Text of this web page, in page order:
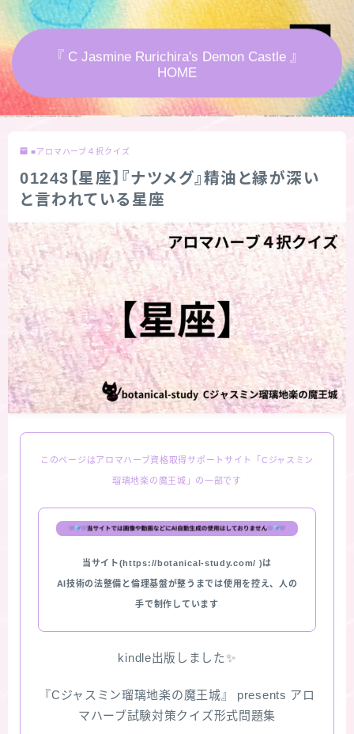
アロマハーブアンケート
おすすめ商品＆レビュー
★スペシャルアロマハーブ４択クイズ (kindle出
お問い合わせ
サイトマップ
『 C Jasmine Rurichira's Demon Castle 』
HOME
■アロマハーブ４択クイズ
01243【星座】『ナツメグ』精油と縁が深い
と言われている星座
このページはアロマハーブ資格取得サポートサイト「Cジャスミン
瑠璃地楽の魔王城」の一部です
当サイト(https://botanical-study.com/ )は
AI技術の法整備と倫理基盤が整うまでは使用を控え、人の
手で制作しています
kindle出版しました✨
『Cジャスミン瑠璃地楽の魔王城』 presents アロ
マハーブ試験対策クイズ形式問題集